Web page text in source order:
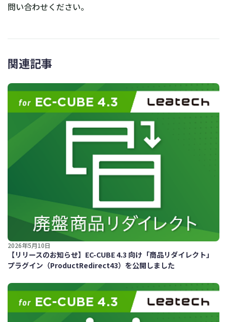
問い合わせください。
関連記事
2026年5月10日
【リリースのお知らせ】EC-CUBE 4.3 向け「商品リダイレクト」
プラグイン（ProductRedirect43）を公開しました